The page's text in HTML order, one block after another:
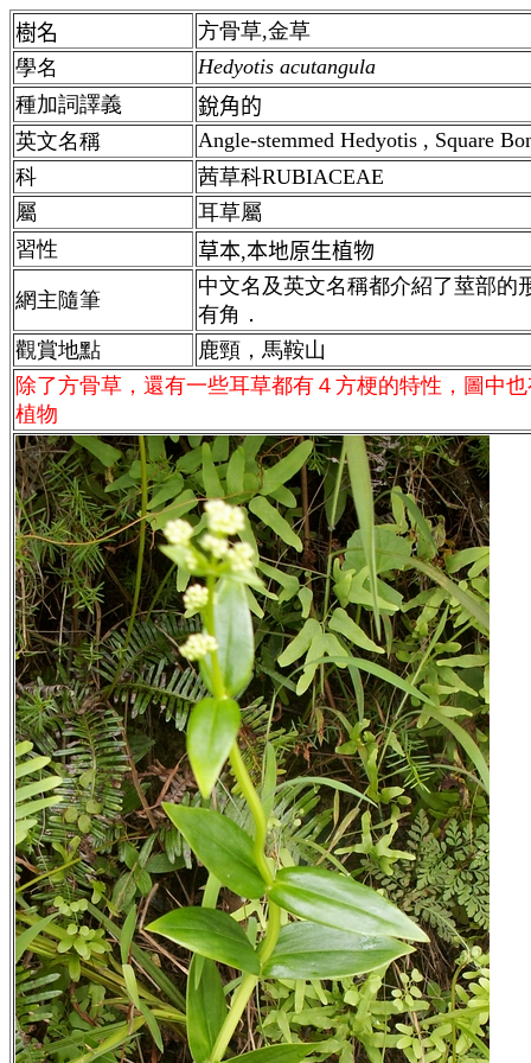
樹名
方骨草,金草
學名
Hedyotis acutangula
種加詞譯義
銳角的
英文名稱
Angle-stemmed Hedyotis , Square
科
茜草科RUBIACEAE
屬
耳草屬
習性
草本,本地原生植物
網主隨筆
中文名及英文名稱都介紹了莖部的
有角．
觀賞地點
鹿頸，馬鞍山
除了方骨草，還有一些耳草都有４方梗的特性，圖中
植物